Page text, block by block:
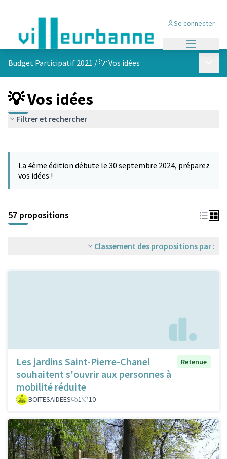
Se connecter
Budget Participatif 2021 /💡 Vos idées
💡 Vos idées
Filtrer et rechercher
La 4ème édition débute le 30 septembre 2024, préparez
vos idées !
57 propositions
Classement des propositions par :
Les jardins Saint-Pierre-Chanel
souhaitent s'ouvrir aux personnes à
mobilité réduite
Retenue
BOITESAIDEES 1 10